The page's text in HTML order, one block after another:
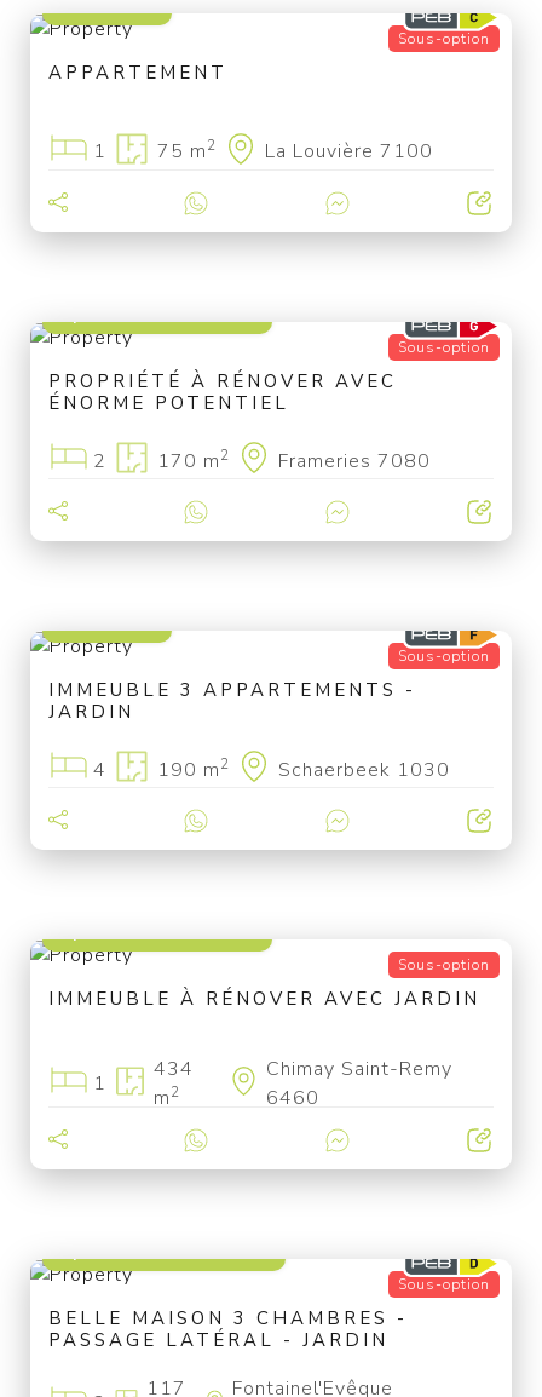
Sous-option
APPARTEMENT
1 75 m2 La Louvière 7100
Sous-option
PROPRIÉTÉ À RÉNOVER AVEC
ÉNORME POTENTIEL
2 170 m2 Frameries 7080
Sous-option
IMMEUBLE 3 APPARTEMENTS -
JARDIN
4 190 m2 Schaerbeek 1030
Sous-option
IMMEUBLE À RÉNOVER AVEC JARDIN
1
434
m2
Chimay Saint-Remy
6460
Sous-option
BELLE MAISON 3 CHAMBRES -
PASSAGE LATÉRAL - JARDIN
117
Fontainel'Evêque